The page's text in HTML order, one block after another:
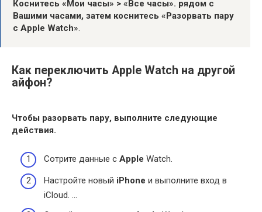
Коснитесь «Мои часы» > «Все часы». рядом с
Вашими часами, затем коснитесь «Разорвать пару
с Apple Watch».
Как переключить Apple Watch на другой
айфон?
Чтобы разорвать пару, выполните следующие
действия.
Сотрите данные с Apple Watch.
Настройте новый iPhone и выполните вход в
iCloud. …